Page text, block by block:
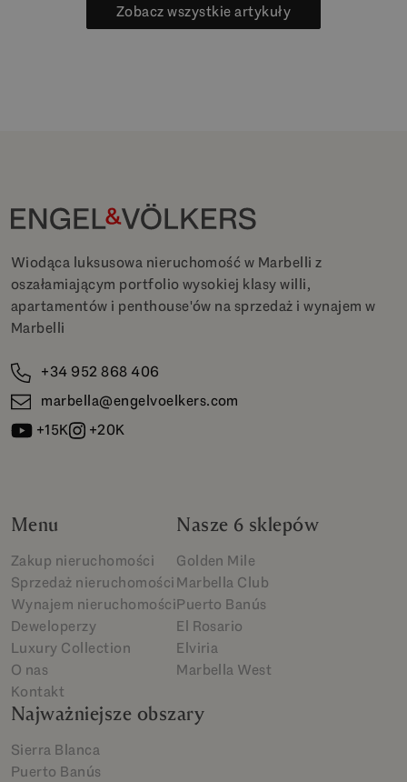
Zobacz wszystkie artykuły
Wiodąca luksusowa nieruchomość w Marbelli z
oszałamiającym portfolio wysokiej klasy willi,
apartamentów i penthouse'ów na sprzedaż i wynajem w
Marbelli
+34 952 868 406
marbella@engelvoelkers.com
+15K
+20K
Menu
Zakup nieruchomości
Sprzedaż nieruchomości
Wynajem nieruchomości
Deweloperzy
Luxury Collection
O nas
Kontakt
Nasze 6 sklepów
Golden Mile
Marbella Club
Puerto Banús
El Rosario
Elviria
Marbella West
Najważniejsze obszary
Sierra Blanca
Puerto Banús